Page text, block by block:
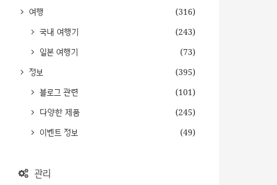
여행
(316)
국내 여행기
(243)
일본 여행기
(73)
정보
(395)
블로그 관련
(101)
다양한 제품
(245)
이벤트 정보
(49)
관리